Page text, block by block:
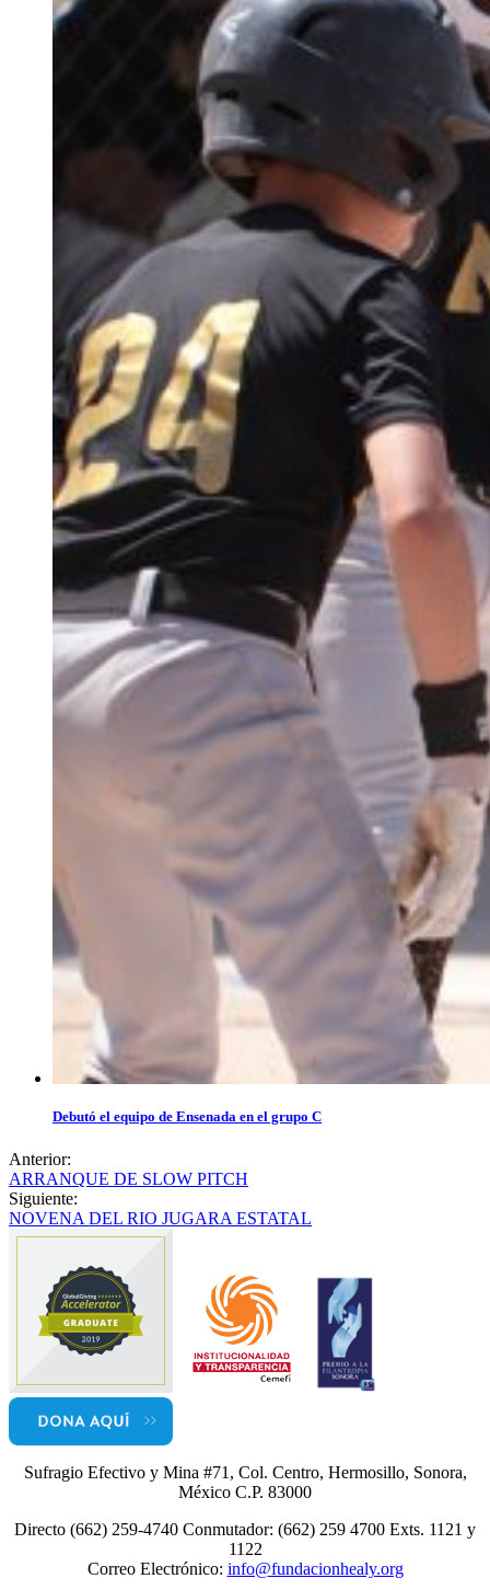
Debutó el equipo de Ensenada en el grupo C
Anterior:
ARRANQUE DE SLOW PITCH
Siguiente:
NOVENA DEL RIO JUGARA ESTATAL
Sufragio Efectivo y Mina #71, Col. Centro, Hermosillo, Sonora,
México C.P. 83000
Directo (662) 259-4740 Conmutador: (662) 259 4700 Exts. 1121 y
1122
Correo Electrónico: info@fundacionhealy.org